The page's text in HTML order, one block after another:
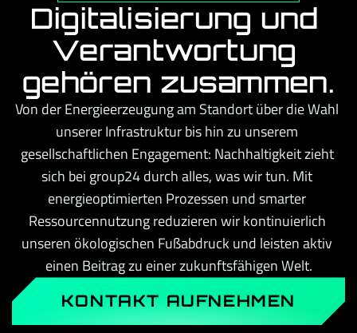
Digitalisierung und
Verantwortung
gehören zusammen.
Von der Energieerzeugung am Standort über die Wahl
unserer Infrastruktur bis hin zu unserem
gesellschaftlichen Engagement: Nachhaltigkeit zieht
sich bei group24 durch alles, was wir tun. Mit
energieoptimierten Prozessen und smarter
Ressourcennutzung reduzieren wir kontinuierlich
unseren ökologischen Fußabdruck und leisten aktiv
einen Beitrag zu einer zukunftsfähigen Welt.
KONTAKT AUFNEHMEN